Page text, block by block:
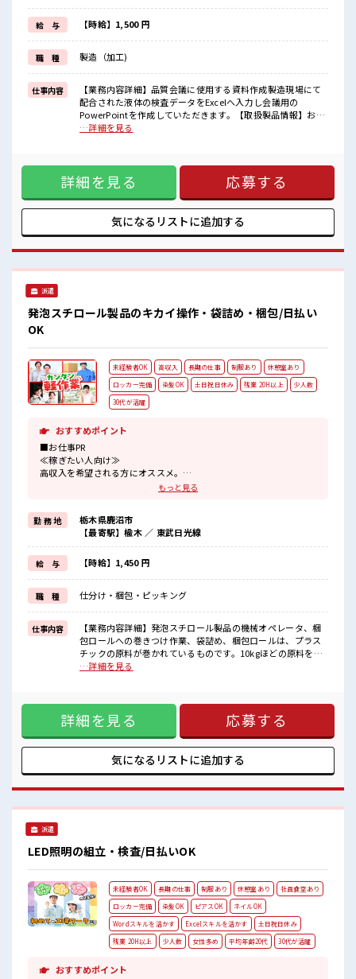
(規定有)≪動きやすい制服アリ≫
制服があるので、
毎日の服装の悩み解消♪
≪初めての仕事だけど自分にもできそう≫
新しいことにチャレンジするのは不安だけど、
しっかり働く環境が整っています！
イチからスキルUP・ステップUP目指していきましょう！
■職場の雰囲気
“コジンマリ”が好きな方にもお勧め！！
髪型自由な職場！
残業も1日1H程度あるので給料の上乗せも期待できそう！
給 与 【時給】1,500 円
職 種 製造（加工)
仕事内容
【業務内容詳細】品質会議に使用する資料作成製造現場にて
配合された液体の検査データをExcelへ入力し会議用の
PowerPointを作成していただきます。【取扱製品情報】お風
呂の浴槽になる特殊素材 ■お仕事PR ≪適度な残業でお給料
髪型自由≫ 基本的に髪色自由で明るすぎたり奇抜でなければ
OKです！ (規定有)≪動きやすい制服アリ≫ 制服があるので、
毎日の服装の悩み解消♪ ≪初めての仕事だけど自分にもでき
そう≫ 新しいことにチャレンジするのは不安だけど、 しっか
り働く環境が整っています！ イチからスキルUP・ステップ
UP目指していきましょう！ ■職場の雰囲気 “コジンマリ”が
のあるアナタは必見！ 髪型自由な職場！ 残業も1日1H程度あ
るので給料の上乗せも期待できそう！
…詳細を見る
詳細を見る 応募する
気になるリストに追加する
派遣
発泡スチロール製品のキカイ操作・袋詰め・梱包/日払い
OK
未経験者OK 高収入 長期の仕事 制服あり
休憩室あり
ロッカー完備
染髪OK 土日祝日休み 残業 20H以上
少人数
30代が活躍
おすすめポイント
■お仕事PR
≪稼ぎたい人向け≫
高収入を希望される方にオススメ。
残業は月20時間以上あります♪
家族や友人と一緒にプライベート満喫！
≪ヘアカラーOKで自由な雰囲気の職場≫
明るすぎたり奇抜でなければ基本的に自由！
(規定有)≪機能的な制服アリ≫
制服があるので、
毎日の服装の悩み解消♪
≪未経験の方も大カンゲイ≫
新しいことにチャレンジするのは不安だけど、
しっかり働く環境が整っています！
イチからスキルUP・ステップUP目指していきましょう！
■職場の雰囲気
少人数の職場でこじんまり。
あなたの個性を大事にできます♪
休憩室でホッと一息リフレッシュ！
もっと見る
勤 務 地
栃木県鹿沼市
【最寄駅】楡木 ／ 東武日光線
給 与 【時給】1,450 円
職 種 仕分け・梱包・ピッキング
仕事内容
【業務内容詳細】発泡スチロール製品の機械オペレータ、梱
包ロールへの巻きつけ作業、袋詰め、梱包ロールは、プラス
チックの原料が巻かれているものです。10kgほどの原料を持
っていただき、台車に載せる作業がある。立ち作業【ライン
け≫ 高収入を希望される方にオススメ。 残業は月20時間以上
あります♪ ≪土日祝休のお仕事≫ 家族や友人と一緒にプライ
ベート満喫！ ≪ヘアカラーOKで自由な雰囲気の職場≫ 明る
すぎたり奇抜でなければ基本的に自由！ (規定有)≪機能的な
制服アリ≫ 制服があるので、 毎日の服装の悩み解消♪ ≪未経
験の方も大カンゲイ≫ 新しいことにチャレンジするのは不安
UP・ステップUP目指していきましょう！ ■職場の雰囲気 少
人数の職場でこじんまり。 職場の仲間との交流もできちゃう
…詳細を見る
詳細を見る 応募する
気になるリストに追加する
派遣
LED照明の組立・検査/日払いOK
未経験者OK 長期の仕事 制服あり 休憩室あり
社員食堂あり
ロッカー完備
染髪OK ピアスOK
ネイルOK
Wordスキルを活かす
Excelスキルを活かす
土日祝日休み
残業 20H以上
少人数 女性多め 平均年齢20代 30代が活躍
おすすめポイント